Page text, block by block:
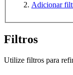
Adicionar
Filtros
Utilize filtros para